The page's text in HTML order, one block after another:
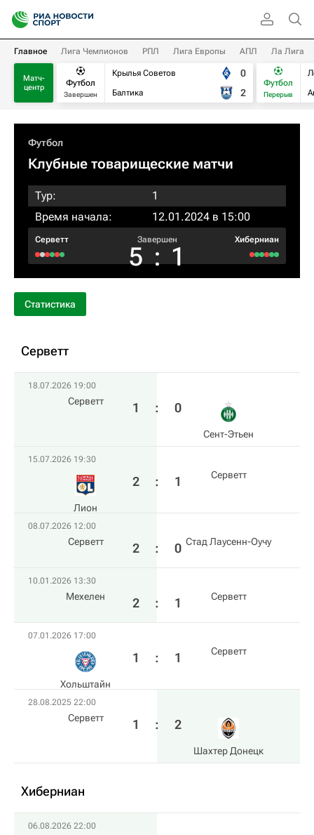
Главное Лига Чемпионов РПЛ Лига Европы АПЛ Ла Лига
Матч-
центр
Футбол
Завершен
Крылья Советов
Балтика
0
2
Футбол
Перерыв
Футбол
Клубные товарищеские матчи
Тур:
1
Время начала:
12.01.2024 в 15:00
Серветт Завершен
5 : 1
Хиберниан
Статистика
Серветт
18.07.2026 19:00
Серветт 1 : 0
Сент-Этьен
15.07.2026 19:30
Лион
2 : 1 Серветт
08.07.2026 12:00
Серветт 2 : 0 Стад Лаусенн-Оучу
10.01.2026 13:30
Мехелен 2 : 1 Серветт
07.01.2026 17:00
Хольштайн
1 : 1 Серветт
28.08.2025 22:00
Серветт 1 : 2
Шахтер Донецк
Хиберниан
06.08.2026 22:00